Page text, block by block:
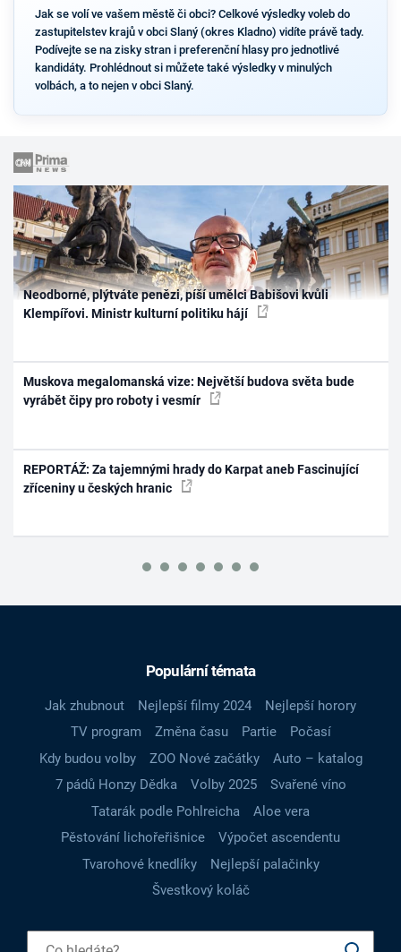
Jak se volí ve vašem městě či obci? Celkové výsledky voleb do
zastupitelstev krajů v obci Slaný (okres Kladno) vidíte právě tady.
Podívejte se na zisky stran i preferenční hlasy pro jednotlivé
kandidáty. Prohlédnout si můžete také výsledky v minulých
volbách, a to nejen v obci Slaný.
Neodborné, plýtváte penězi, píší umělci Babišovi kvůli
Klempířovi. Ministr kulturní politiku hájí
Muskova megalomanská vize: Největší budova světa bude
vyrábět čipy pro roboty i vesmír
REPORTÁŽ: Za tajemnými hrady do Karpat aneb Fascinující
zříceniny u českých hranic
Populární témata
Jak zhubnout Nejlepší filmy 2024
Nejlepší horory
TV program
Změna času Partie
Počasí
Kdy budou volby
ZOO Nové začátky
Auto – katalog
7 pádů Honzy Dědka
Volby 2025
Svařené víno
Tatarák podle Pohlreicha
Aloe vera
Pěstování lichořeřišnice
Výpočet ascendentu
Tvarohové knedlíky
Nejlepší palačinky
Švestkový koláč